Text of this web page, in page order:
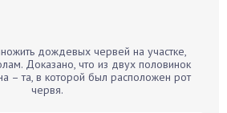
дождевых червей на участке,
Доказано, что из двух половинок
– та, в которой был расположен рот
червя.